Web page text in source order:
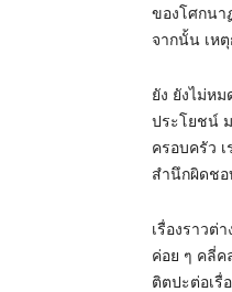
ของโศกนา
จากนั้น เห
ยัง ยังไม่ห
ประโยชน์
ครอบครัว
สำนึกผิดชอ
เรื่องราวต่
ค่อย ๆ คลี่ค
ติตปะต่อเรื่